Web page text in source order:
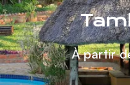
À partir